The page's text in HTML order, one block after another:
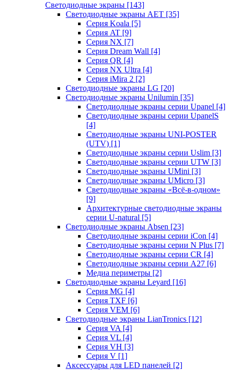
Светодиодные экраны [143]
Светодиодные экраны AET [35]
Cерия Koala [5]
Серия AT [9]
Серия NX [7]
Серия Dream Wall [4]
Серия QR [4]
Серия NX Ultra [4]
Серия iMira 2 [2]
Светодиодные экраны LG [20]
Светодиодные экраны Unilumin [35]
Светодиодные экраны серии Upanel [4]
Светодиодные экраны серии UpanelS
[4]
Светодиодные экраны UNI-POSTER
(UTV) [1]
Светодиодные экраны серии Uslim [3]
Светодиодные экраны серии UTW [3]
Светодиодные экраны UMini [3]
Светодиодные экраны UMicro [3]
Светодиодные экраны «Всё-в-одном»
[9]
Архитектурные светодиодные экраны
серии U-natural [5]
Светодиодные экраны Absen [23]
Светодиодные экраны серии iCon [4]
Светодиодные экраны серии N Plus [7]
Светодиодные экраны серии CR [4]
Светодиодные экраны серии А27 [6]
Медиа периметры [2]
Светодиодные экраны Leyard [16]
Серия MG [4]
Серия TXF [6]
Серия VEM [6]
Светодиодные экраны LianTronics [12]
Серия VA [4]
Серия VL [4]
Серия VH [3]
Серия V [1]
Аксессуары для LED панелей [2]